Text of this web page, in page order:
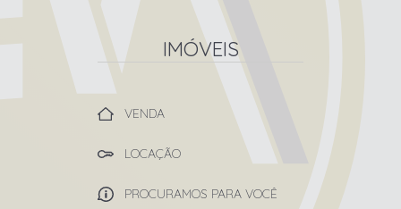
IMÓVEIS
VENDA
LOCAÇÃO
PROCURAMOS PARA VOCÊ